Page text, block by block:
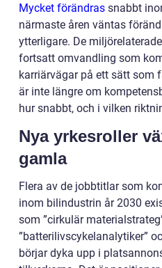
Mycket förändras snabbt
närmaste åren väntas
ytterligare. De
fortsatt omvandling som
karriärvägar på ett sätt som
är inte längre om
hur snabbt, och i vilken
Nya yrkesroller
gamla
Flera av de jobbtitlar som
inom bilindustrin år 2030
som ”cirkulär
”batterilivscykelanalytiker”
börjar dyka upp i